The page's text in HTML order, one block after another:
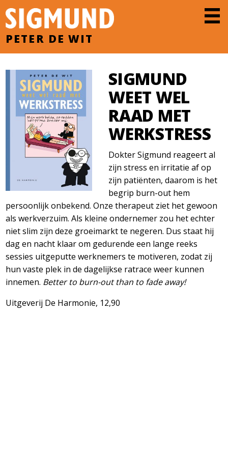
PETER DE WIT
SIGMUND
WEET WEL
RAAD MET
WERKSTRESS
Dokter Sigmund reageert al
zijn stress en irritatie af op
zijn patiënten, daarom is het
begrip burn-out hem
persoonlijk onbekend. Onze therapeut ziet het gewoon
als werkverzuim. Als kleine ondernemer zou het echter
niet slim zijn deze groeimarkt te negeren. Dus staat hij
dag en nacht klaar om gedurende een lange reeks
sessies uitgeputte werknemers te motiveren, zodat zij
hun vaste plek in de dagelijkse ratrace weer kunnen
innemen. Better to burn-out than to fade away!
Uitgeverij De Harmonie, 12,90